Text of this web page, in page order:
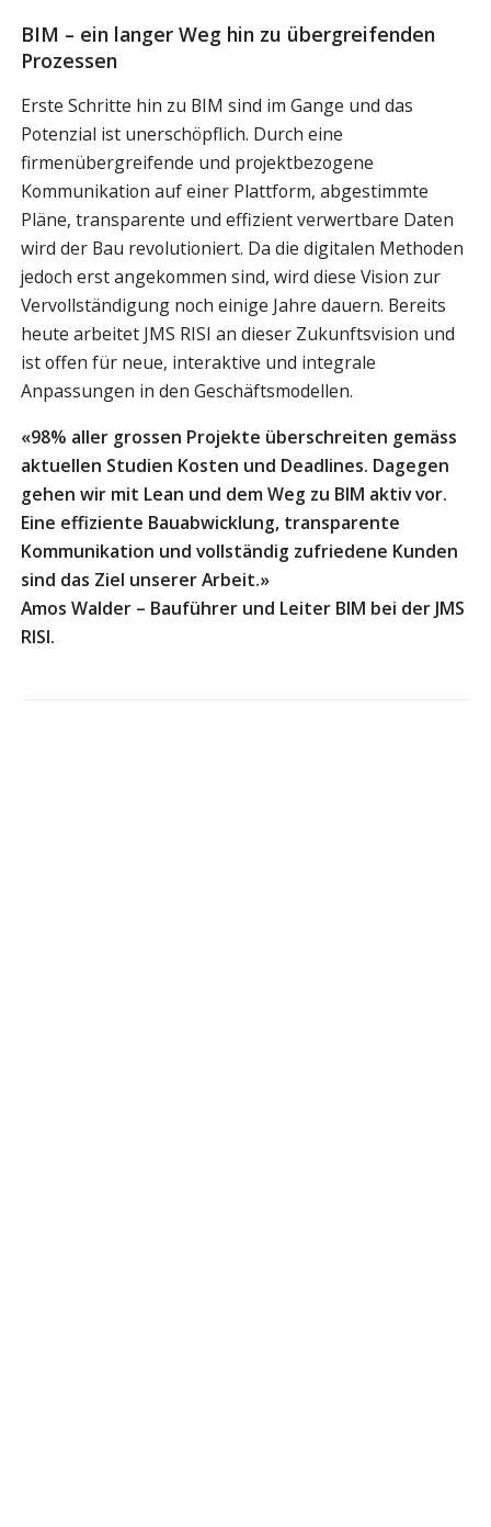
BIM – ein langer Weg hin zu übergreifenden
Prozessen
Erste Schritte hin zu BIM sind im Gange und das
Potenzial ist unerschöpflich. Durch eine
firmenübergreifende und projektbezogene
Kommunikation auf einer Plattform, abgestimmte
Pläne, transparente und effizient verwertbare Daten
wird der Bau revolutioniert. Da die digitalen Methoden
jedoch erst angekommen sind, wird diese Vision zur
Vervollständigung noch einige Jahre dauern. Bereits
heute arbeitet JMS RISI an dieser Zukunftsvision und
ist offen für neue, interaktive und integrale
Anpassungen in den Geschäftsmodellen.
«98% aller grossen Projekte überschreiten gemäss
aktuellen Studien Kosten und Deadlines. Dagegen
gehen wir mit Lean und dem Weg zu BIM aktiv vor.
Eine effiziente Bauabwicklung, transparente
Kommunikation und vollständig zufriedene Kunden
sind das Ziel unserer Arbeit.»
Amos Walder – Bauführer und Leiter BIM bei der JMS
RISI.